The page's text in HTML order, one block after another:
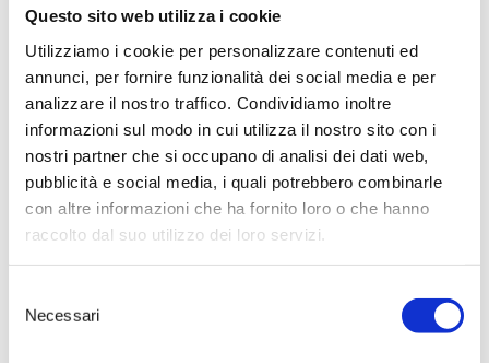
Questo sito web utilizza i cookie
Utilizziamo i cookie per personalizzare contenuti ed
annunci, per fornire funzionalità dei social media e per
analizzare il nostro traffico. Condividiamo inoltre
informazioni sul modo in cui utilizza il nostro sito con i
nostri partner che si occupano di analisi dei dati web,
pubblicità e social media, i quali potrebbero combinarle
con altre informazioni che ha fornito loro o che hanno
raccolto dal suo utilizzo dei loro servizi.
delNecessari
prestante. Un punto di forza che
esprime unicità ma anche pregio
ed eleganza. Il Saturnino, uno dei
rosati più preziosi della Puglia, il
Punta Aquila, esemplare
espressione enologica di un
Primitivo ineguagliabile per
ricchezza olfattiva e profondità di
gusto, e il Vermentino, il più
fresco e accattivante bianco degli
“Innovativi” di Tenute Rubino,
diventano le “cartoline liquide” di
il Salento. Una risposta di pregio